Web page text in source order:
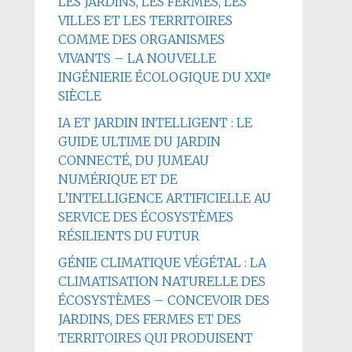
VILLES ET LES TERRITOIRES
COMME DES ORGANISMES
VIVANTS – LA NOUVELLE
INGÉNIERIE ÉCOLOGIQUE DU XXIᵉ
SIÈCLE
IA ET JARDIN INTELLIGENT : LE
GUIDE ULTIME DU JARDIN
CONNECTÉ, DU JUMEAU
NUMÉRIQUE ET DE
L’INTELLIGENCE ARTIFICIELLE AU
SERVICE DES ÉCOSYSTÈMES
RÉSILIENTS DU FUTUR
GÉNIE CLIMATIQUE VÉGÉTAL : LA
CLIMATISATION NATURELLE DES
ÉCOSYSTÈMES – CONCEVOIR DES
JARDINS, DES FERMES ET DES
TERRITOIRES QUI PRODUISENT